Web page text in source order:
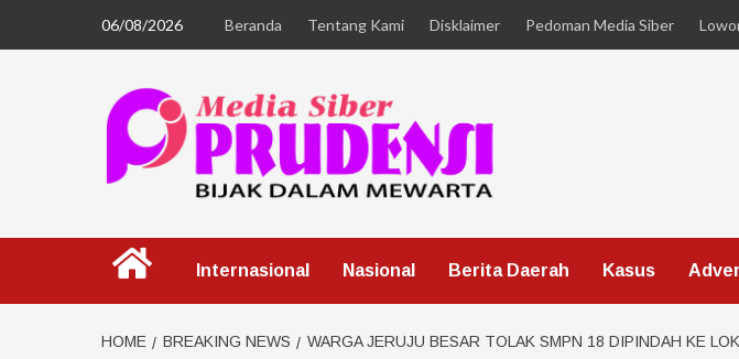
06/08/2026 Beranda Tentang Kami Disklaimer Pedoman Media Siber
Internasional Nasional Berita Daerah Kasus
HOME BREAKING NEWS WARGA JERUJU BESAR TOLAK SMPN 18 DIPINDAH KE